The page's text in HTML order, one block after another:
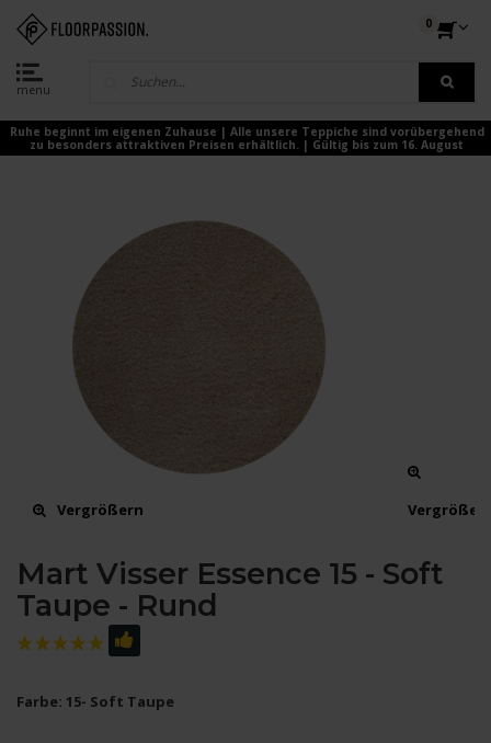
menu
0
Ruhe beginnt im eigenen Zuhause | Alle unsere Teppiche sind vorübergehend
zu besonders attraktiven Preisen erhältlich. | Gültig bis zum 16. August
Vergrößern
Mart Visser Essence 15 - Soft
Taupe - Rund
Farbe: 15- Soft Taupe